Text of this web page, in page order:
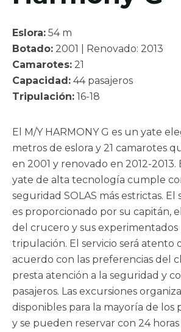
Eslora: 54 m
Botado: 2001 | Renovado: 2013
Camarotes: 21
Capacidad: 44 pasajeros
Tripulación: 16-18
El M/Y HARMONY G es un yate
metros de eslora y 21 camarotes
en 2001 y renovado en 2012-
yate de alta tecnología cumple
seguridad SOLAS más estrictas. El
es proporcionado por su capitán,
del crucero y sus experimentados
tripulación. El servicio será atento
acuerdo con las preferencias del
presta atención a la seguridad y
pasajeros. Las excursiones
disponibles para la mayoría de los
y se pueden reservar con 24